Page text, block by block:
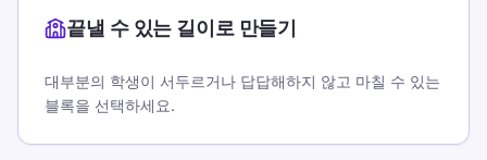
끝낼 수 있는 길이로 만들기
대부분의 학생이 서두르거나 답답해하지 않고 마칠 수 있는
블록을 선택하세요.